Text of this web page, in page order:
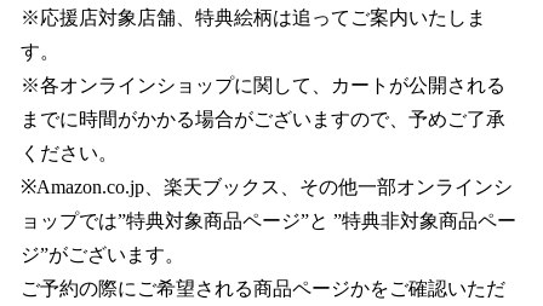
※応援店対象店舗、特典絵柄は追ってご案内いたしま
す。
※各オンラインショップに関して、カートが公開される
までに時間がかかる場合がございますので、予めご了承
ください。
※Amazon.co.jp、楽天ブックス、その他一部オンラインシ
ョップでは”特典対象商品ページ”と ”特典非対象商品ペー
ジ”がございます。
ご予約の際にご希望される商品ページかをご確認いただ